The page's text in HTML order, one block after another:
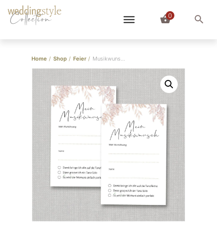
Collection 0
Home / Shop / Feier / Musikwunschkarten Pampas